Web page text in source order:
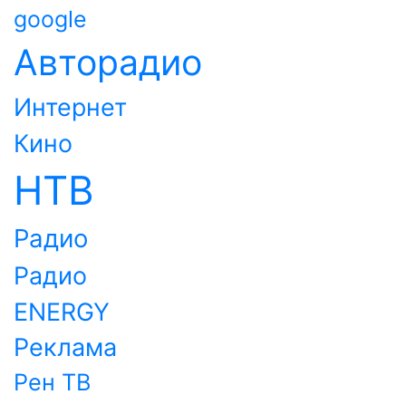
google
Авторадио
Интернет
Кино
НТВ
Радио
Радио
ENERGY
Реклама
Рен ТВ